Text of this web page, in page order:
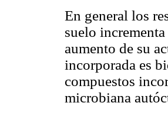
En general los
suelo
aumento de su
incorporada es
compuestos
microbiana